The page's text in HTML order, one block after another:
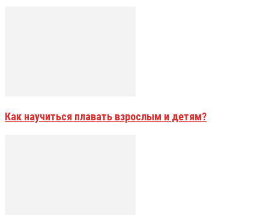
Как научиться плавать взрослым и детям?